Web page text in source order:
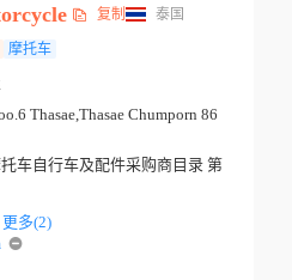
复制 泰国
摩托车
Thasae,Thasae Chumporn 86
车自行车及配件采购商目录 第
更多(2)